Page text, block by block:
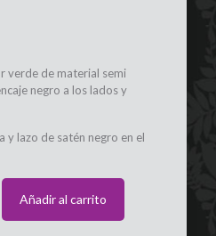
verde de material semi
negro a los lados y
y lazo de satén negro en el
Añadir al carrito